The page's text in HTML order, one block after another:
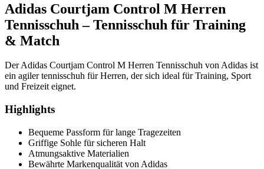
Adidas Courtjam Control M Herren
Tennisschuh – Tennisschuh für Training
& Match
Der Adidas Courtjam Control M Herren Tennisschuh von Adidas ist
ein agiler tennisschuh für Herren, der sich ideal für Training, Sport
und Freizeit eignet.
Highlights
Bequeme Passform für lange Tragezeiten
Griffige Sohle für sicheren Halt
Atmungsaktive Materialien
Bewährte Markenqualität von Adidas